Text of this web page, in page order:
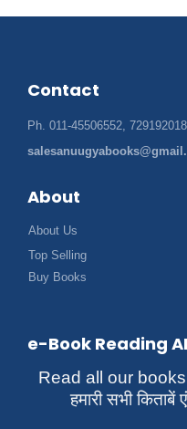
Contact
Ph. 011-45506552,
About
About Us
Top Selling
Buy Books
e-Book Reading
Read all our
हमारी सभी किताबें